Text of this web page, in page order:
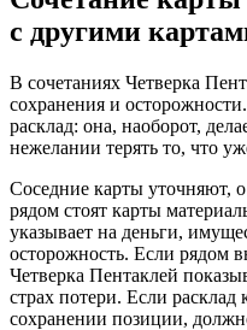
с другими
В сочетаниях Четверка
сохранения и
расклад: она, наоборот,
нежелании терять то, что
Соседние карты уточняют,
рядом стоят карты
указывает на деньги,
осторожность. Если рядом
Четверка Пентаклей
страх потери. Если расклад
сохранении позиции,